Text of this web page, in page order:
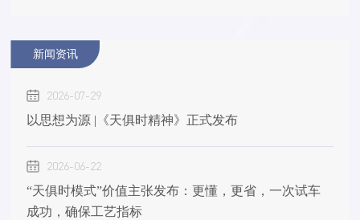
新闻资讯
2026-07-29
以思想为源 |《天俱时精神》正式发布
2026-06-22
“天俱时模式”价值主张发布：更懂，更省，一次试车
成功，确保工艺指标